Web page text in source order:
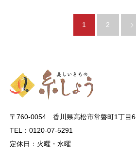
1 2
〒760-0054 香川県高松市常磐町1丁目
TEL：0120-07-5291
定休日：火曜・水曜